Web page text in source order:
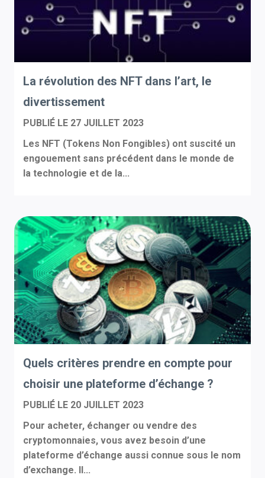
La révolution des NFT dans l’art, le
divertissement
PUBLIÉ LE 27 JUILLET 2023
Les NFT (Tokens Non Fongibles) ont suscité un
engouement sans précédent dans le monde de
la technologie et de la...
Quels critères prendre en compte pour
choisir une plateforme d’échange ?
PUBLIÉ LE 20 JUILLET 2023
Pour acheter, échanger ou vendre des
cryptomonnaies, vous avez besoin d’une
plateforme d’échange aussi connue sous le nom
d’exchange. Il...